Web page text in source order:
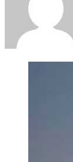
Facebook
LinkedIn
WhatsApp
Telegram